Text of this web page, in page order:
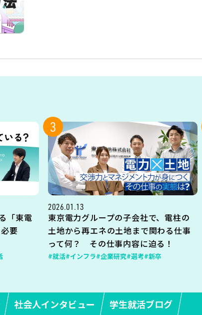
「東電
要
3
2026.01.13
東京電力グループの子会社で、電柱の
土地から再エネの土地まで関わる仕事
って何？ その仕事内容に迫る！
#就活#インフラ#企業研究#選考#新卒
社会人インタビュー 学生就活ブログ